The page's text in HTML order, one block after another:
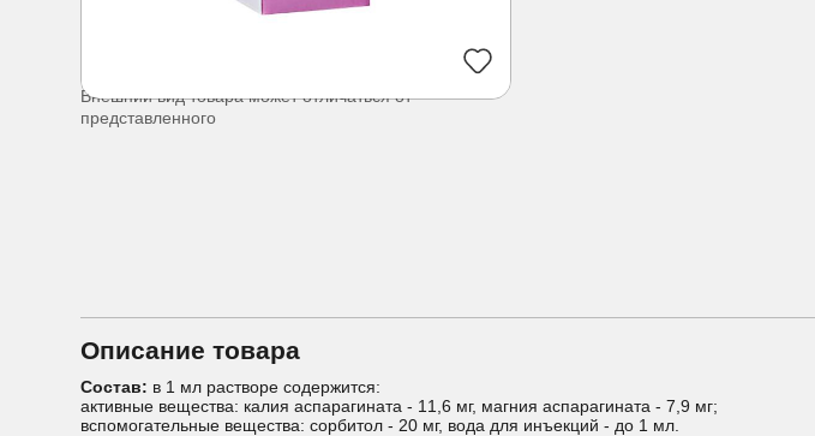
Внешний вид товара может отличаться от
представленного
Описание товара
Состав: в 1 мл растворе содержится:
активные вещества: калия аспарагината - 11,6 мг, магния аспарагината - 7,9 мг;
вспомогательные вещества: сорбитол - 20 мг, вода для инъекций - до 1 мл.